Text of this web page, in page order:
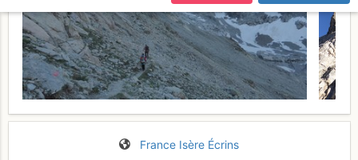
France Isère Écrins